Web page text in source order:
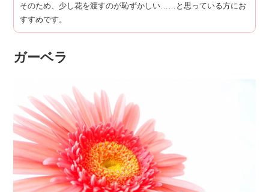
そのため、少し花を渡すのが恥ずかしい……と思っている方にお
すすめです。
ガーベラ